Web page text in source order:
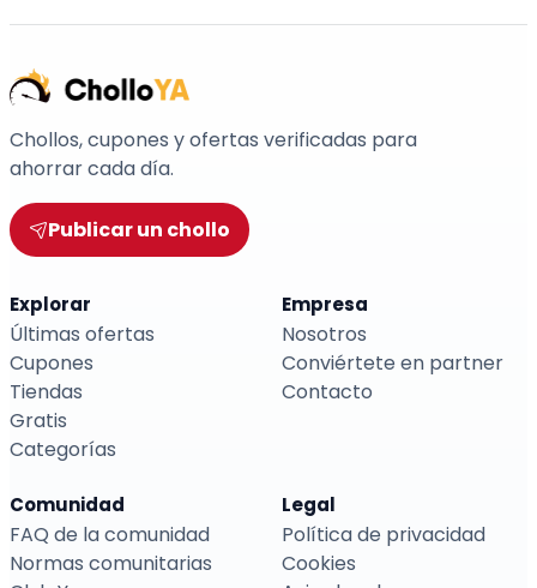
Chollos, cupones y ofertas verificadas para
ahorrar cada día.
Publicar un chollo
Explorar
Últimas ofertas
Cupones
Tiendas
Gratis
Categorías
Empresa
Nosotros
Conviértete en partner
Contacto
Comunidad
FAQ de la comunidad
Normas comunitarias
Legal
Política de privacidad
Cookies